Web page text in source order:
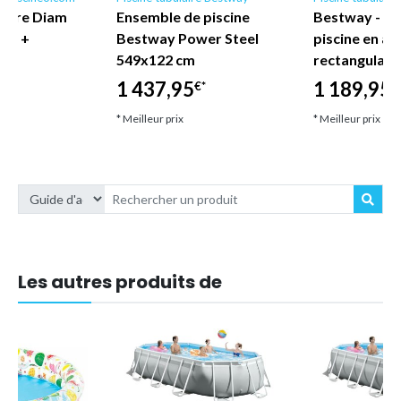
Diam
+
Ensemble de piscine
Bestway Power Steel
549x122 cm
1 437,95€*
* Meilleur prix
Bestway -
piscine en
1 189,95
* Meilleur prix
Les autres produits de